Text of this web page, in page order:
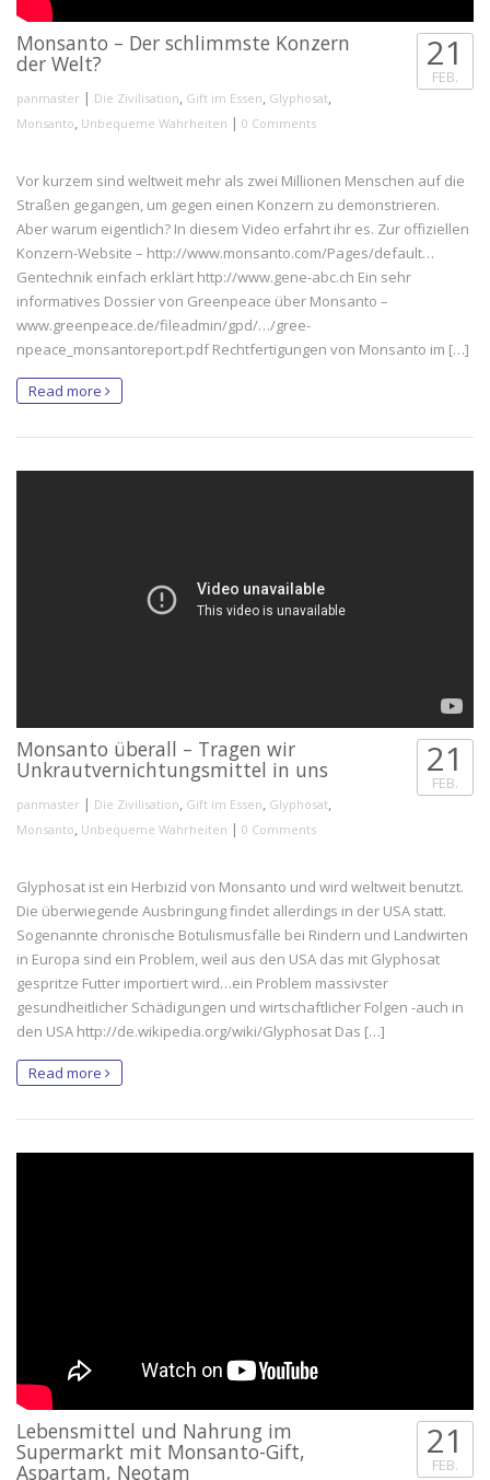
Monsanto – Der schlimmste Konzern
der Welt?
panmaster | Die Zivilisation, Gift im Essen, Glyphosat,
Monsanto, Unbequeme Wahrheiten | 0 Comments
21
FEB.
Vor kurzem sind weltweit mehr als zwei Millionen Menschen auf die
Straßen gegangen, um gegen einen Konzern zu demonstrieren.
Aber warum eigentlich? In diesem Video erfahrt ihr es. Zur offiziellen
Konzern-Website – http://www.monsanto.com/Pages/default…
Gentechnik einfach erklärt http://www.gene-abc.ch Ein sehr
informatives Dossier von Greenpeace über Monsanto –
www.greenpeace.de/fileadmin/gpd/…/gree­
npeace_monsantoreport.pdf‎ Rechtfertigungen von Monsanto im […]
Read more
Monsanto überall – Tragen wir
Unkrautvernichtungsmittel in uns
panmaster | Die Zivilisation, Gift im Essen, Glyphosat,
Monsanto, Unbequeme Wahrheiten | 0 Comments
21
FEB.
Glyphosat ist ein Herbizid von Monsanto und wird weltweit benutzt.
Die überwiegende Ausbringung findet allerdings in der USA statt.
Sogenannte chronische Botulismusfälle bei Rindern und Landwirten
in Europa sind ein Problem, weil aus den USA das mit Glyphosat
gespritze Futter importiert wird…ein Problem massivster
gesundheitlicher Schädigungen und wirtschaftlicher Folgen -auch in
den USA http://de.wikipedia.org/wiki/Glyphosat Das […]
Read more
Lebensmittel und Nahrung im
Supermarkt mit Monsanto-Gift,
Aspartam, Neotam
21
FEB.